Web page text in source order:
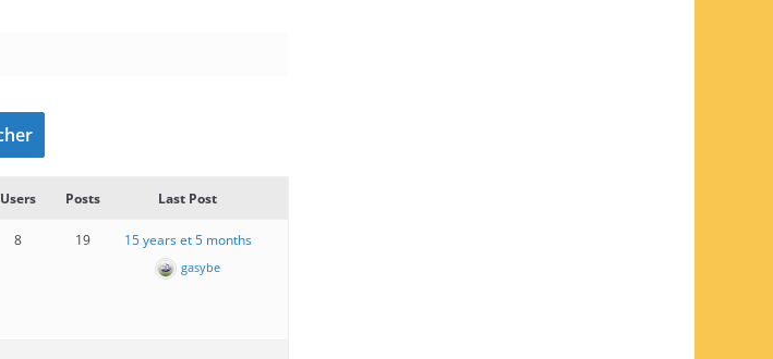
Users Posts Last Post
8 19 15 years et 5 months
gasybe